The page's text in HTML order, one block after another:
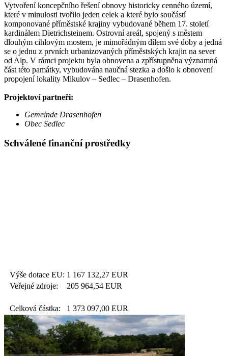
Vytvoření koncepčního řešení obnovy historicky cenného území,
které v minulosti tvořilo jeden celek a které bylo součástí
komponované příměstské krajiny vybudované během 17. století
kardinálem Dietrichsteinem. Ostrovní areál, spojený s městem
dlouhým cihlovým mostem, je mimořádným dílem své doby a jedná
se o jednu z prvních urbanizovaných příměstských krajin na sever
od Alp. V rámci projektu byla obnovena a zpřístupněna významná
část této památky, vybudována naučná stezka a došlo k obnovení
propojení lokality Mikulov – Sedlec – Drasenhofen.
Projektoví partneři:
Gemeinde Drasenhofen
Obec Sedlec
Schválené finanční prostředky
Výše dotace EU: 1 167 132,27 EUR
Veřejné zdroje:
205 964,54 EUR
Celková částka: 1 373 097,00 EUR